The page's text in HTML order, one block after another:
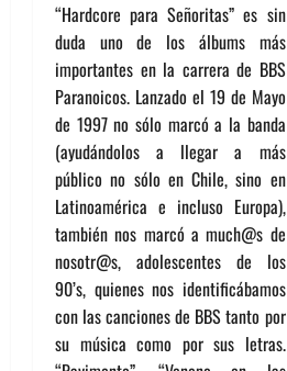
“Hardcore para Señoritas” es sin
duda uno de los álbums más
importantes en la carrera de BBS
Paranoicos. Lanzado el 19 de Mayo
de 1997 no sólo marcó a la banda
(ayudándolos a llegar a más
público no sólo en Chile, sino en
Latinoamérica e incluso Europa),
también nos marcó a much@s de
nosotr@s, adolescentes de los
90’s, quienes nos identificábamos
con las canciones de BBS tanto por
su música como por sus letras.